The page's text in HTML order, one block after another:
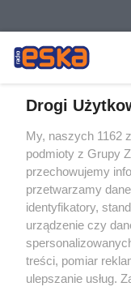
Żaden utwór
rozpowszechniany lub
tym także
eksploatacji w
Internecie bez pisemnej
wykorzystanie utworów
tzn. bez właściwej
ścigane prawnie.
Drogi
My, naszych 1162
podmioty z Grupy
przechowujemy
przetwarzamy
identyfikatory,
urządzenie czy
treści, pomiar
ulepszanie usług.